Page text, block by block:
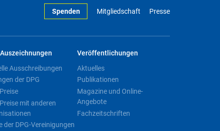
Spenden Mitgliedschaft Presse
Ausschreibungen
der DPG
mit anderen
der DPG-Vereinigungen
Veröffentlichungen
Aktuelles
Publikationen
Magazine und Online-
Angebote
Fachzeitschriften